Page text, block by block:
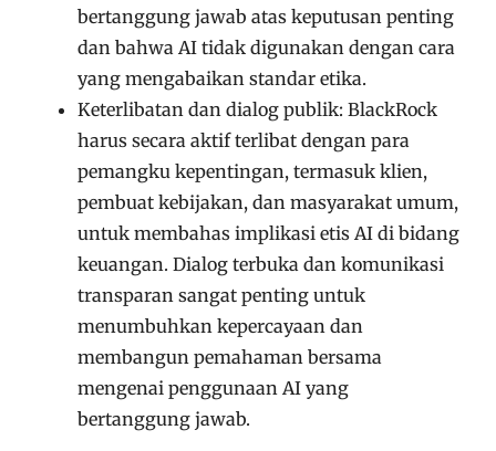
bertanggung jawab atas keputusan penting
dan bahwa AI tidak digunakan dengan cara
yang mengabaikan standar etika.
Keterlibatan dan dialog publik: BlackRock
harus secara aktif terlibat dengan para
pemangku kepentingan, termasuk klien,
pembuat kebijakan, dan masyarakat umum,
untuk membahas implikasi etis AI di bidang
keuangan. Dialog terbuka dan komunikasi
transparan sangat penting untuk
menumbuhkan kepercayaan dan
membangun pemahaman bersama
mengenai penggunaan AI yang
bertanggung jawab.